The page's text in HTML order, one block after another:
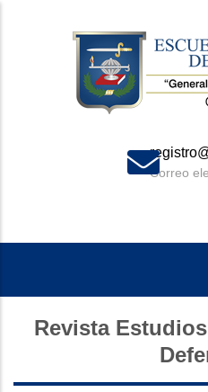
Correo
Revista